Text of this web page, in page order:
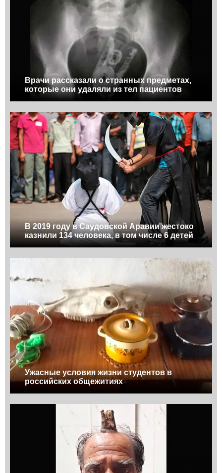
Врачи рассказали о странных предметах,
которые они удаляли из тел пациентов
В 2019 году в Саудовской Аравии жестоко
казнили 134 человека, в том числе 6 детей
Ужасные условия жизни студентов в
российских общежитиях